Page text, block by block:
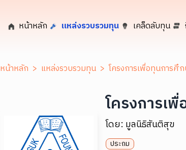
หน้าหลัก แหล่งรวบรวมทุน เคล็ดลับทุน
หน้าหลัก > แหล่งรวบรวมทุน > โครงการเพื่อทุนการศึ
โครงการเ
โดย: มูลนิธิสันติสุข
ประถม